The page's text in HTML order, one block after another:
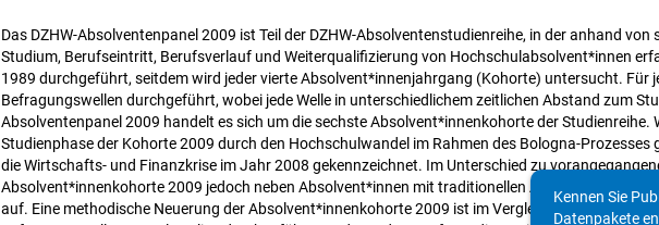
Das DZHW-Absolventenpanel 2009 ist Teil der DZHW-Absolventenstudienreihe, in der anhand
Studium, Berufseintritt, Berufsverlauf und Weiterqualifizierung von Hochschulabsolvent*innen
1989 durchgeführt, seitdem wird jeder vierte Absolvent*innenjahrgang (Kohorte) untersucht. Für
Befragungswellen durchgeführt, wobei jede Welle in unterschiedlichem zeitlichen Abstand zum
Absolventenpanel 2009 handelt es sich um die sechste Absolvent*innenkohorte der
Studienphase der Kohorte 2009 durch den Hochschulwandel im Rahmen des Bologna-
die Wirtschafts- und Finanzkrise im Jahr 2008 gekennzeichnet. Im Unterschied zu
Absolvent*innenkohorte 2009 jedoch neben Absolvent*innen mit traditionellen Abschlüssen auch
auf. Eine methodische Neuerung der Absolvent*innenkohorte 2009 ist im Vergleich zu den
Kennen Sie
Datenpakete